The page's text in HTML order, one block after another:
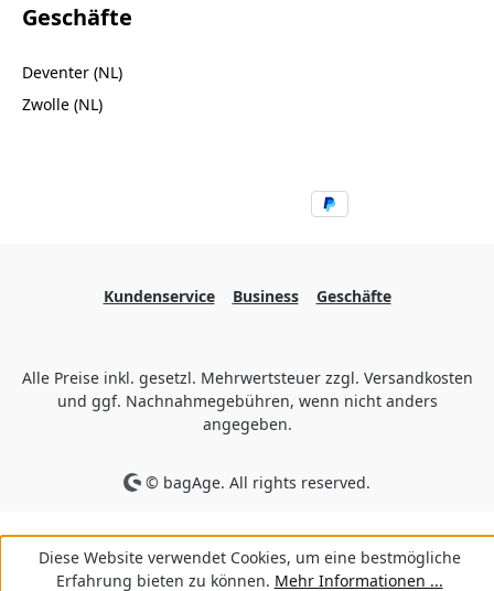
Geschäfte
Deventer (NL)
Zwolle (NL)
Kundenservice Business Geschäfte
Alle Preise inkl. gesetzl. Mehrwertsteuer zzgl. Versandkosten
und ggf. Nachnahmegebühren, wenn nicht anders
angegeben.
© bagAge. All rights reserved.
Diese Website verwendet Cookies, um eine bestmögliche
Erfahrung bieten zu können. Mehr Informationen ...